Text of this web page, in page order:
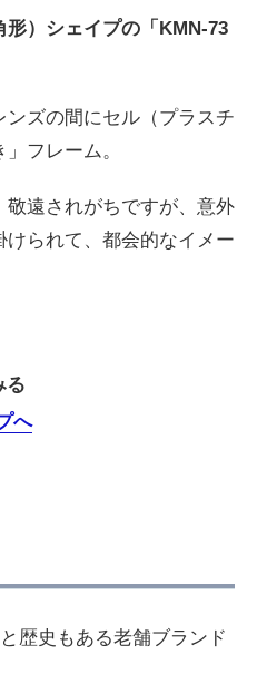
）シェイプの「KMN-73
ズの間にセル（プラスチ
フレーム。
遠されがちですが、意外
られて、都会的なイメー
る
へ
歴史もある老舗ブランド